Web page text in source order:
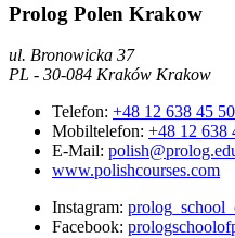
Prolog Polen Krakow
ul. Bronowicka 37
PL - 30-084 Kraków Krakow
Telefon: +48 12 638 45 50
Mobiltelefon: +48 12 638
E-Mail:
www.polishcourses.com
Instagram:
Facebook: